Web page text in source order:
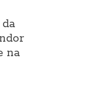
na